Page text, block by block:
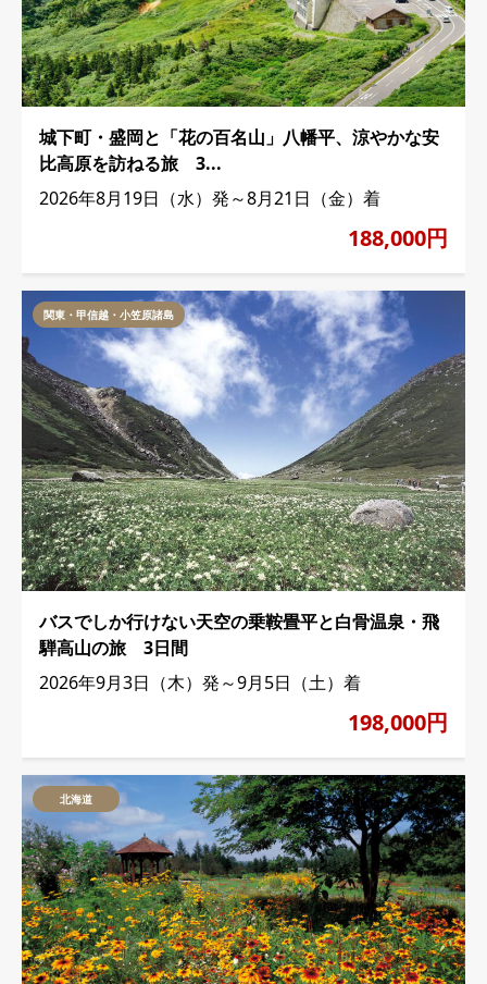
城下町・盛岡と「花の百名山」八幡平、涼やかな安
比高原を訪ねる旅 3...
2026年8月19日（水）発～8月21日（金）着
188,000円
関東・甲信越・小笠原諸島
バスでしか行けない天空の乗鞍畳平と白骨温泉・飛
騨高山の旅 3日間
2026年9月3日（木）発～9月5日（土）着
198,000円
北海道